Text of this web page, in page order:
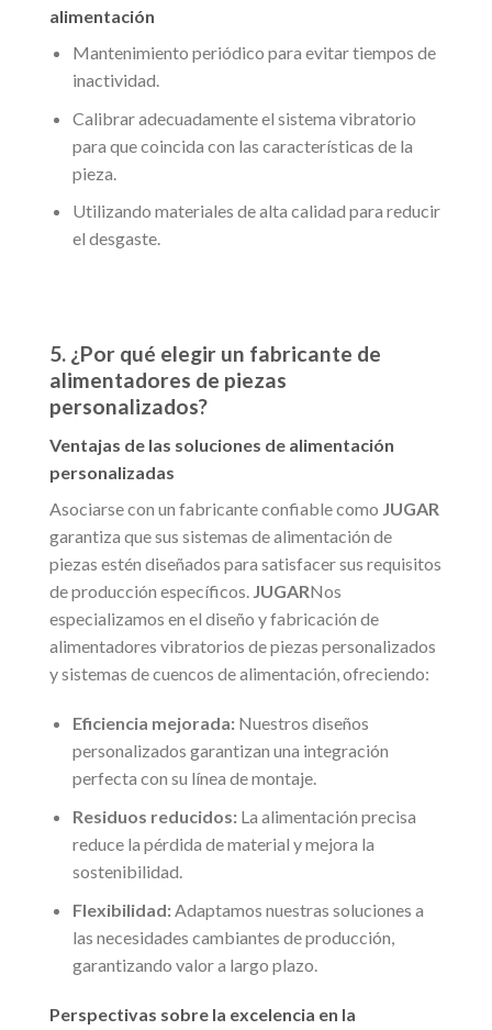
alimentación
Mantenimiento periódico para evitar tiempos de
inactividad.
Calibrar adecuadamente el sistema vibratorio
para que coincida con las características de la
pieza.
Utilizando materiales de alta calidad para reducir
el desgaste.
5. ¿Por qué elegir un fabricante de
alimentadores de piezas
personalizados?
Ventajas de las soluciones de alimentación
personalizadas
Asociarse con un fabricante confiable como JUGAR
garantiza que sus sistemas de alimentación de
piezas estén diseñados para satisfacer sus requisitos
de producción específicos. JUGARNos
especializamos en el diseño y fabricación de
alimentadores vibratorios de piezas personalizados
y sistemas de cuencos de alimentación, ofreciendo:
Eficiencia mejorada:Nuestros diseños
personalizados garantizan una integración
perfecta con su línea de montaje.
Residuos reducidos:La alimentación precisa
reduce la pérdida de material y mejora la
sostenibilidad.
Flexibilidad:Adaptamos nuestras soluciones a
las necesidades cambiantes de producción,
garantizando valor a largo plazo.
Perspectivas sobre la excelencia en la